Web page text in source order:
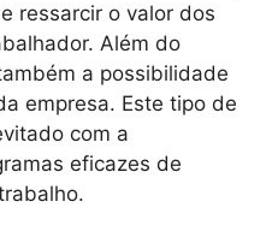
ressarcir o valor dos
Além do
a possibilidade
empresa. Este tipo de
com a
eficazes de